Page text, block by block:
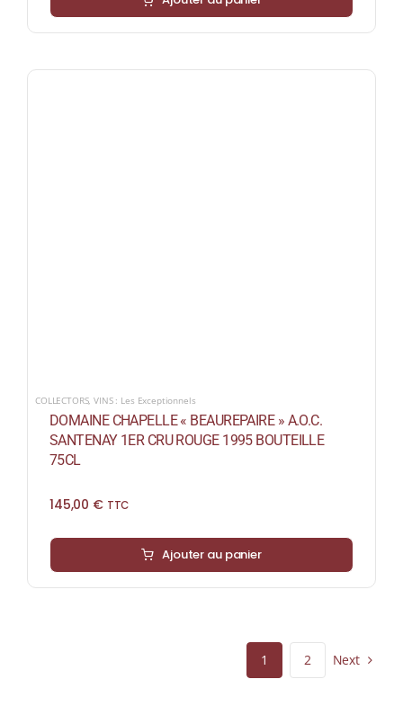
COLLECTORS,VINS : Les Exceptionnels
DOMAINE CHAPELLE « BEAUREPAIRE » A.O.C.
SANTENAY 1ER CRU ROUGE 1995 BOUTEILLE
75CL
145,00 € TTC
Ajouter au panier
1 2 Next